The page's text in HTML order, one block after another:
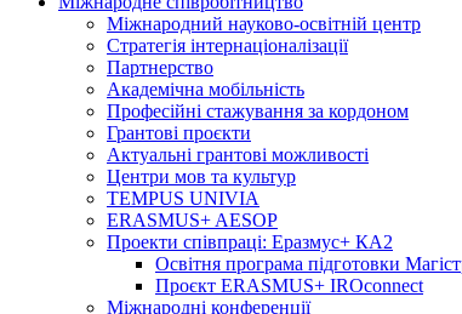
Міжнародний науково-освітній центр
Стратегія інтернаціоналізації
Партнерство
Академічна мобільність
Професійні стажування за кордоном
Грантові проєкти
Актуальні грантові можливості
Центри мов та культур
TEMPUS UNIVIA
ERASMUS+ AESOP
Проекти співпраці: Еразмус+ КА2
Освітня програма підготовки
Проєкт ERASMUS+ IROconnect
Міжнародні конференції